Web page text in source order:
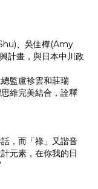
、吳佳樺(Amy
計畫，與日本中川政
監盧袗雲和莊瑞
維完美結合，詮釋
，而「祿」又諧音
元素，在你我的日